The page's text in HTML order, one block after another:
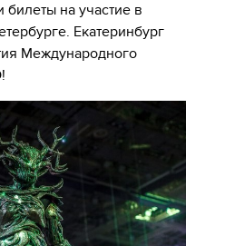
билеты на участие в
Екатеринбург
Международного